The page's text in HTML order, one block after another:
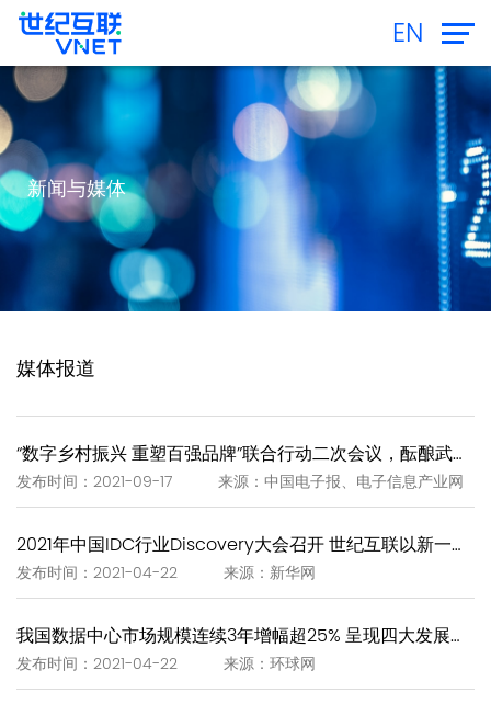
EN
新闻与媒体
媒体报道
发布时间：2021-09-17 来源：中国电子报、电子信息产业网
发布时间：2021-04-22 来源：新华网
发布时间：2021-04-22 来源：环球网